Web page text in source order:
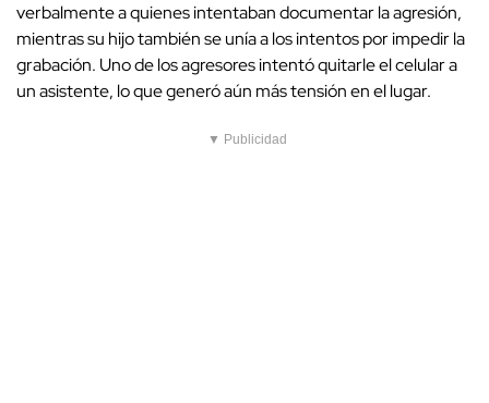
verbalmente a quienes intentaban documentar la agresión,
mientras su hijo también se unía a los intentos por impedir la
grabación. Uno de los agresores intentó quitarle el celular a
un asistente, lo que generó aún más tensión en el lugar.
▼ Publicidad